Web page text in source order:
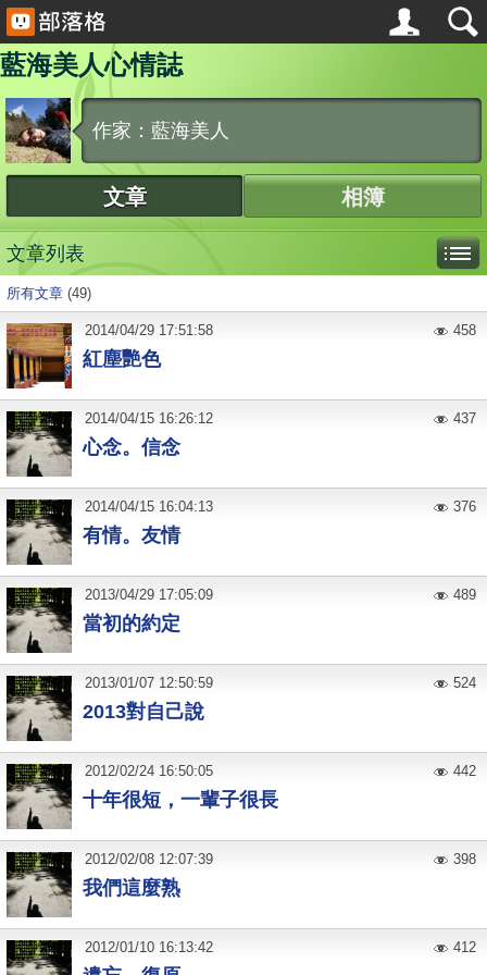
藍海美人心情誌
作家：藍海美人
文章 相簿
文章列表
所有文章 (49)
紅塵艷色
2014/04/29 17:51:58 458
心念。信念
2014/04/15 16:26:12 437
有情。友情
2014/04/15 16:04:13 376
當初的約定
2013/04/29 17:05:09 489
2013對自己說
2013/01/07 12:50:59 524
十年很短，一輩子很長
2012/02/24 16:50:05 442
我們這麼熟
2012/02/08 12:07:39 398
2012/01/10 16:13:42 412